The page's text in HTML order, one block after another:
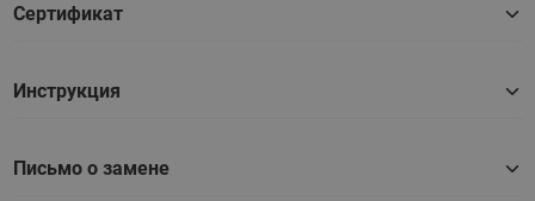
Сертификат
Инструкция
Письмо о замене